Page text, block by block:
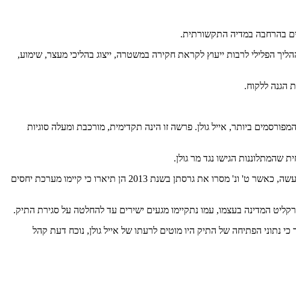
בהרחבה במדיה התקשורתית.
הפלילי לרבות ייעוץ לקראת חקירה במשטרה, ייצוג בהליכי מעצר, שימוע,
הגנה ללקוח.
ביותר, אייל גולן. פרשה זו הינה תקדימית, מורכבת ומעלה סוגיות
הגישו נגד מר גולן.
החלטת המשטרה לפתוח מחדש את החקירה היא תקדימית ומעלה סוגיות משפטיות מורכבות, שכן ט' ונ' לא התלוננו בשנת 2013 נגד מר גולן. למעשה, כאשר ט' ונ' מסרו את גרסתן בשנת 2013 הן תיארו כי קיימו מערכת יחסים
המדינה בעצמו, עמו נתקיימו מגעים ישירים עד להחלטה על סגירת התיק.
הפתיחה של התיק היו מוטים לרעתו של אייל גולן, נוכח דעת קהל